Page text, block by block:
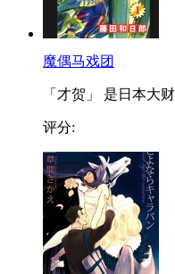
魔偶马戏团
「才贺」 是日本大
评分: